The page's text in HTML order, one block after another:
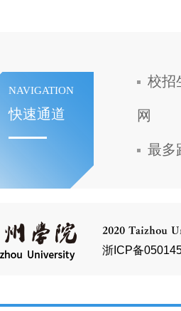
NAVIGATION
快速通道
校招
网
最多
2020 Taizhou
浙ICP备